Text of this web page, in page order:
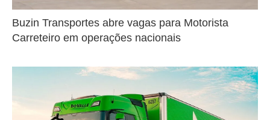
Buzin Transportes abre vagas para Motorista
Carreteiro em operações nacionais